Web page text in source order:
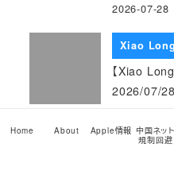
2026-07-28
Xiao
【Xiao
2026/07/
Xiao
Home About Apple情報 中国ネット
規制回避